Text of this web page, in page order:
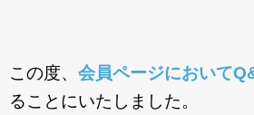
今後・過去の学術大会
この度、 会員ページにおいて
ることにいたしました。